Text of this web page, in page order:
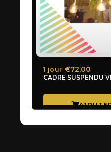
CADRE SUSPENDU
1 jour €72,00